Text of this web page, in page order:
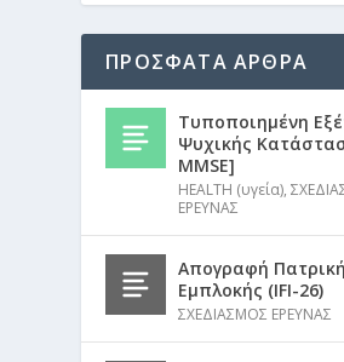
ΠΡΟΣΦΑΤΑ ΑΡΘΡΑ
Τυποποιημένη
Ψυχικής
MMSE]
HEALTH (υγεία),
ΕΡΕΥΝΑΣ
Απογραφή
Εμπλοκής (IFI-26)
ΣΧΕΔΙΑΣΜΟΣ ΕΡΕΥΝΑΣ